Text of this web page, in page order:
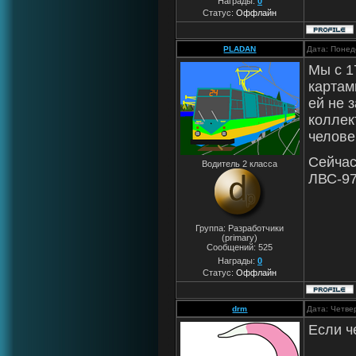
Статус:Оффлайн
PLADAN Дата:
Водитель 2 класса
Группа: Разработчики
(primary)
Сообщений:525
Награды: 0
Статус:Оффлайн
Мы с
ей не
ЛВС-
drm Дата:
Если